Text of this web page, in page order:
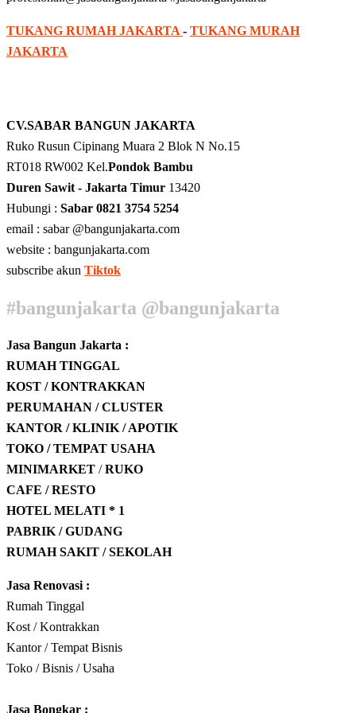
TUKANG RUMAH JAKARTA - TUKANG MURAH
JAKARTA
CV.SABAR BANGUN JAKARTA
Ruko Rusun Cipinang Muara 2 Blok N No.15
RT018 RW002 Kel.Pondok Bambu
Duren Sawit - Jakarta Timur 13420
Hubungi : Sabar 0821 3754 5254
email : sabar @bangunjakarta.com
website : bangunjakarta.com
subscribe akun Tiktok
#bangunjakarta @bangunjakarta
Jasa Bangun Jakarta :
RUMAH TINGGAL
KOST / KONTRAKKAN
PERUMAHAN / CLUSTER
KANTOR / KLINIK / APOTIK
TOKO / TEMPAT USAHA
MINIMARKET /RUKO
CAFE / RESTO
HOTEL MELATI * 1
PABRIK / GUDANG
RUMAH SAKIT / SEKOLAH
Jasa Renovasi :
Rumah Tinggal
Kost / Kontrakkan
Kantor / Tempat Bisnis
Toko / Bisnis / Usaha
Jasa Bongkar :